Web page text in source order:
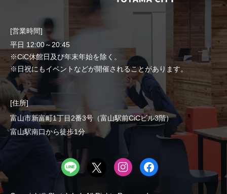
[営業時間]
平日 12:00～20:45
※CiC休館日及び年末年始を除く。
※日祝にもイベントなどが開催されることがあります。
[住所]
富山市新富町1丁目2番3号（富山駅前CiCビル3階）
富山駅南口から徒歩1分